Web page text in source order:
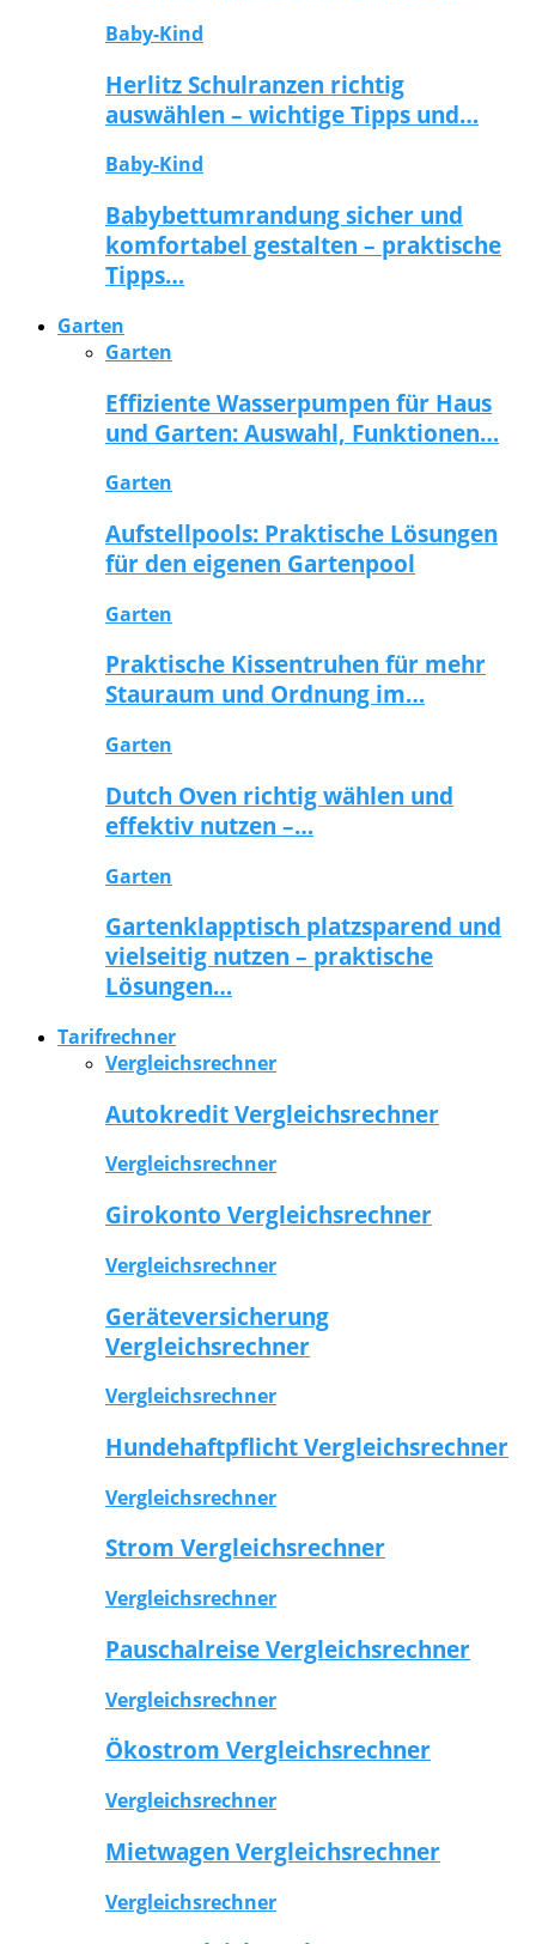
Baby-Kind
Herlitz Schulranzen richtig
auswählen – wichtige Tipps und…
Baby-Kind
Babybettumrandung sicher und
komfortabel gestalten – praktische
Tipps…
Garten
Garten
Effiziente Wasserpumpen für Haus
und Garten: Auswahl, Funktionen…
Garten
Aufstellpools: Praktische Lösungen
für den eigenen Gartenpool
Garten
Praktische Kissentruhen für mehr
Stauraum und Ordnung im…
Garten
Dutch Oven richtig wählen und
effektiv nutzen –…
Garten
Gartenklapptisch platzsparend und
vielseitig nutzen – praktische
Lösungen…
Tarifrechner
Vergleichsrechner
Autokredit Vergleichsrechner
Vergleichsrechner
Girokonto Vergleichsrechner
Vergleichsrechner
Geräteversicherung
Vergleichsrechner
Vergleichsrechner
Hundehaftpflicht Vergleichsrechner
Vergleichsrechner
Strom Vergleichsrechner
Vergleichsrechner
Pauschalreise Vergleichsrechner
Vergleichsrechner
Ökostrom Vergleichsrechner
Vergleichsrechner
Mietwagen Vergleichsrechner
Vergleichsrechner